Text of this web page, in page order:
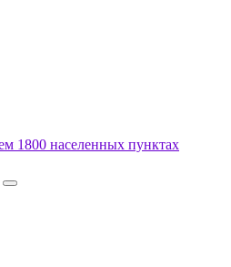
1800 населенных пунктах